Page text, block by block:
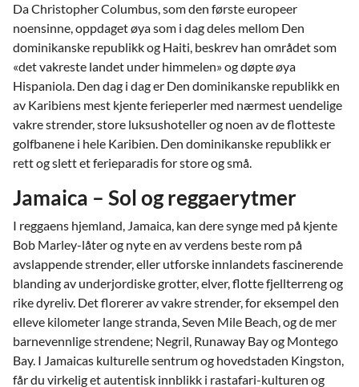
Da Christopher Columbus, som den første europeer
noensinne, oppdaget øya som i dag deles mellom Den
dominikanske republikk og Haiti, beskrev han området som
«det vakreste landet under himmelen» og døpte øya
Hispaniola. Den dag i dag er Den dominikanske republikk en
av Karibiens mest kjente ferieperler med nærmest uendelige
vakre strender, store luksushoteller og noen av de flotteste
golfbanene i hele Karibien. Den dominikanske republikk er
rett og slett et ferieparadis for store og små.
Jamaica – Sol og reggaerytmer
I reggaens hjemland, Jamaica, kan dere synge med på kjente
Bob Marley-låter og nyte en av verdens beste rom på
avslappende strender, eller utforske innlandets fascinerende
blanding av underjordiske grotter, elver, flotte fjellterreng og
rike dyreliv. Det florerer av vakre strender, for eksempel den
elleve kilometer lange stranda, Seven Mile Beach, og de mer
barnevennlige strendene; Negril, Runaway Bay og Montego
Bay. I Jamaicas kulturelle sentrum og hovedstaden Kingston,
får du virkelig et autentisk innblikk i rastafari-kulturen og